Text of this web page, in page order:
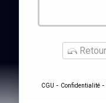
CGU - Confidentialité -